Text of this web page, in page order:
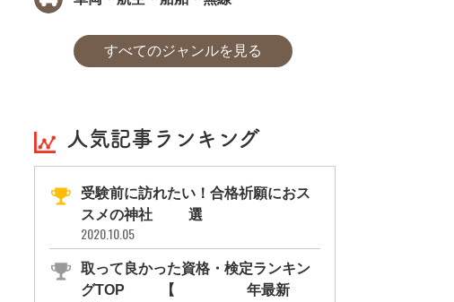
すべてのジャンルを見る
人気記事ランキング
受験前に訪れたい！合格祈願におス
スメの神社11選
2020.10.05
取って良かった資格・検定ランキン
グTOP10【2026年最新